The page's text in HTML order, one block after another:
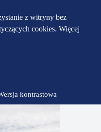
z witryny bez
cookies. Więcej
kontrastowa